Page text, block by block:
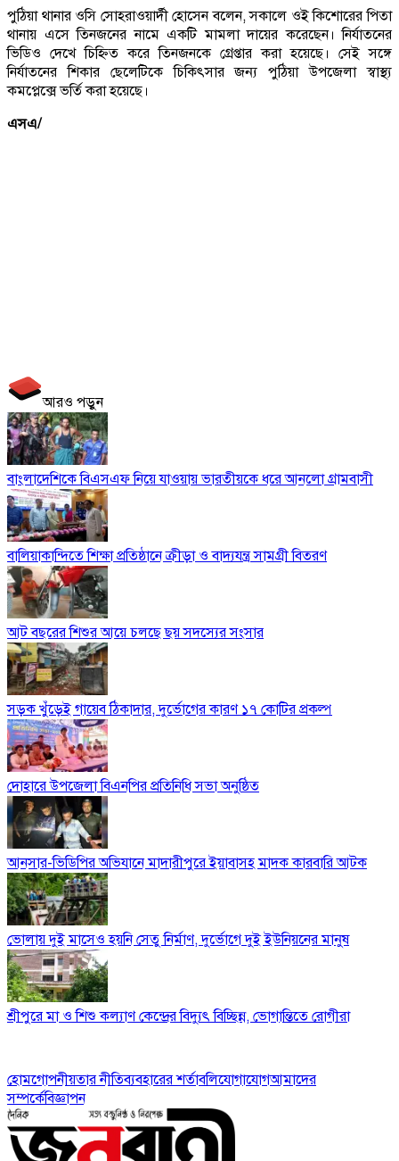
পুঠিয়া থানার ওসি সোহরাওয়ার্দী হোসেন বলেন, সকালে ওই কিশোরের পিতা
থানায় এসে তিনজনের নামে একটি মামলা দায়ের করেছেন। নির্যাতনের
ভিডিও দেখে চিহ্নিত করে তিনজনকে গ্রেপ্তার করা হয়েছে। সেই সঙ্গে
নির্যাতনের শিকার ছেলেটিকে চিকিৎসার জন্য পুঠিয়া উপজেলা স্বাস্থ্য
কমপ্লেক্সে ভর্তি করা হয়েছে।
এসএ/
আরও পড়ুন
বাংলাদেশিকে বিএসএফ নিয়ে যাওয়ায় ভারতীয়কে ধরে আনলো গ্রামবাসী
বালিয়াকান্দিতে শিক্ষা প্রতিষ্ঠানে ক্রীড়া ও বাদ্যযন্ত্র সামগ্রী বিতরণ
আট বছরের শিশুর আয়ে চলছে ছয় সদস্যের সংসার
সড়ক খুঁড়েই গায়েব ঠিকাদার, দুর্ভোগের কারণ ১৭ কোটির প্রকল্প
দোহারে উপজেলা বিএনপির প্রতিনিধি সভা অনুষ্ঠিত
আনসার-ভিডিপির অভিযানে মাদারীপুরে ইয়াবাসহ মাদক কারবারি আটক
ভোলায় দুই মাসেও হয়নি সেতু নির্মাণ, দুর্ভোগে দুই ইউনিয়নের মানুষ
শ্রীপুরে মা ও শিশু কল্যাণ কেন্দ্রের বিদ্যুৎ বিচ্ছিন্ন, ভোগান্তিতে রোগীরা
হোমগোপনীয়তার নীতিব্যবহারের শর্তাবলিযোগাযোগআমাদের
সম্পর্কেবিজ্ঞাপন